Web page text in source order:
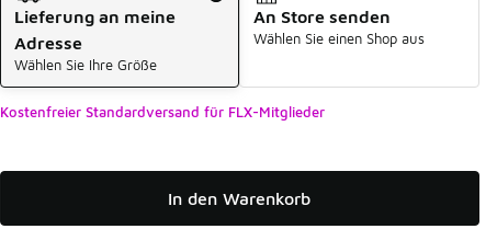
Lieferung an meine
Adresse
Wählen Sie Ihre Größe
An Store senden
Wählen Sie einen Shop aus
Kostenfreier Standardversand für FLX-Mitglieder
In den Warenkorb